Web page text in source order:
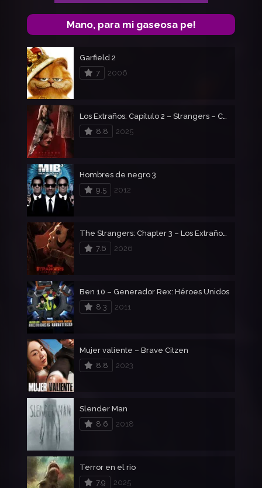
Mano, para mi gaseosa pe!
Garfield 2
7
2006
Los Extraños: Capítulo 2 – Strangers – Capítulo 2
8.8
2025
Hombres de negro 3
9.5
2012
The Strangers: Chapter 3 – Los Extraños 3
7.6
2026
Ben 10 – Generador Rex: Héroes Unidos
8.3
2011
Mujer valiente – Brave Citzen
8.8
2023
Slender Man
8.6
2018
Terror en el rio
7.9
2025